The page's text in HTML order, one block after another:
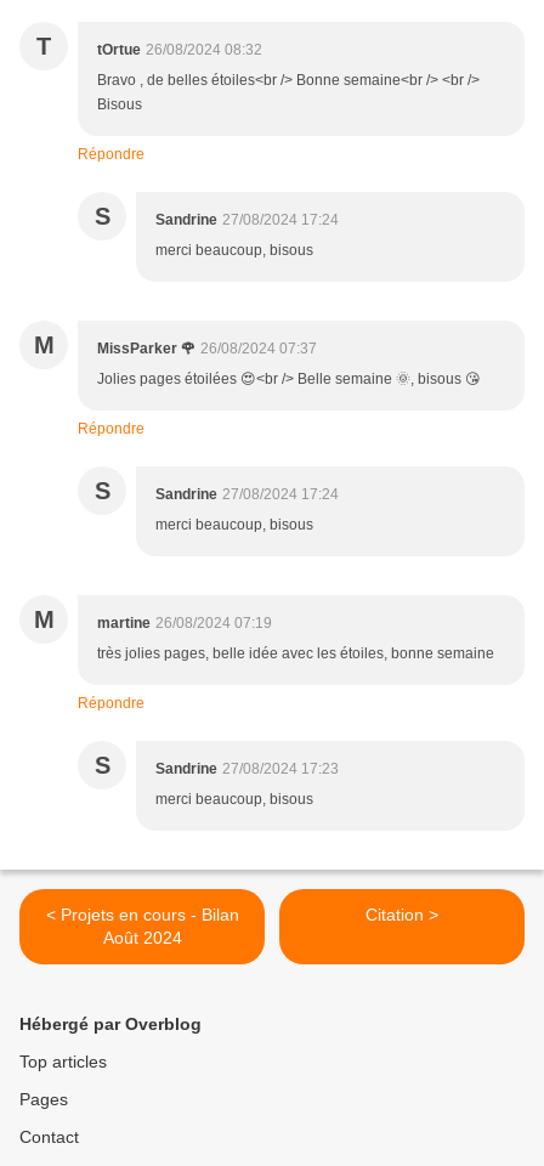
T tOrtue 26/08/2024 08:32
Bravo , de belles étoiles<br /> Bonne semaine<br /> <br />
Bisous
Répondre
S Sandrine 27/08/2024 17:24
merci beaucoup, bisous
M MissParker 🌹 26/08/2024 07:37
Jolies pages étoilées 😍<br /> Belle semaine 🌞, bisous 😘
Répondre
S Sandrine 27/08/2024 17:24
merci beaucoup, bisous
M martine 26/08/2024 07:19
très jolies pages, belle idée avec les étoiles, bonne semaine
Répondre
S Sandrine 27/08/2024 17:23
merci beaucoup, bisous
< Projets en cours - Bilan
Août 2024
Citation >
Hébergé par Overblog
Top articles
Pages
Contact